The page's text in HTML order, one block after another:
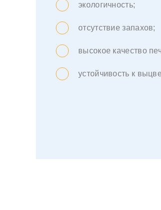
экологичность;
отсутствие запахов;
высокое качество
устойчивость к